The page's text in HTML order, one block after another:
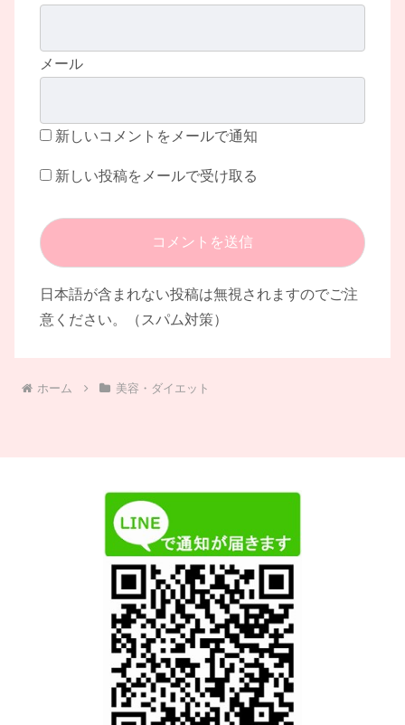
メール
新しいコメントをメールで通知
新しい投稿をメールで受け取る
日本語が含まれない投稿は無視されますのでご注
意ください。（スパム対策）
ホーム 美容・ダイエット